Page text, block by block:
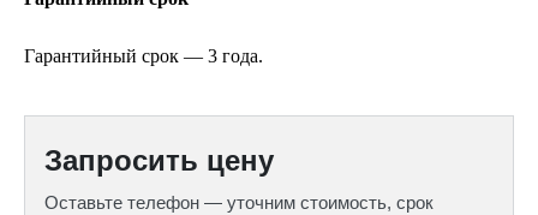
Гарантийный срок — 3 года.
Запросить цену
Оставьте телефон — уточним стоимость, срок